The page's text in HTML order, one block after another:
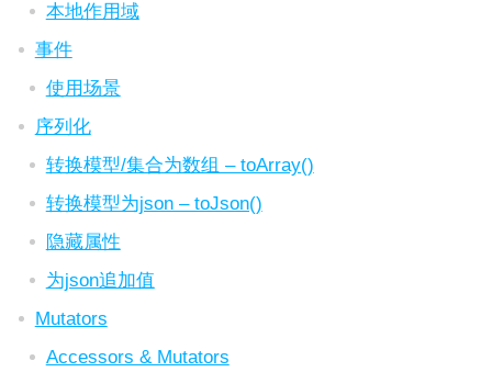
本地作用域
事件
使用场景
序列化
转换模型/集合为数组 – toArray()
转换模型为json – toJson()
隐藏属性
为json追加值
Mutators
Accessors & Mutators